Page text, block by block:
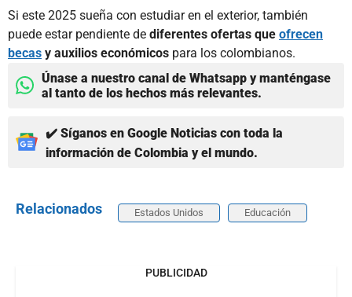
Si este 2025 sueña con estudiar en el exterior, también
puede estar pendiente de diferentes ofertas que ofrecen
becas y auxilios económicos para los colombianos.
Únase a nuestro canal de Whatsapp y manténgase
al tanto de los hechos más relevantes.
✔️ Síganos en Google Noticias con toda la
información de Colombia y el mundo.
Relacionados Estados Unidos Educación
PUBLICIDAD